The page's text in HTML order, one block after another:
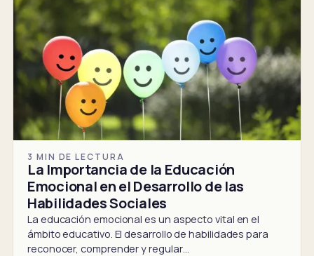
3 MIN DE LECTURA
La Importancia de la Educación
Emocional en el Desarrollo de las
Habilidades Sociales
La educación emocional es un aspecto vital en el
ámbito educativo. El desarrollo de habilidades para
reconocer, comprender y regular…